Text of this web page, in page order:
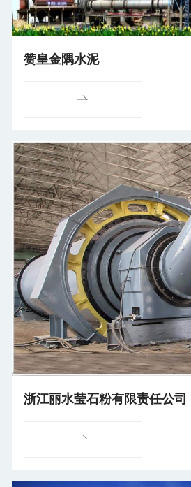
赞皇金隅水泥
浙江丽水莹石粉有限责任公司